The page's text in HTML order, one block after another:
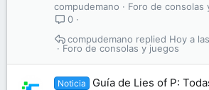
compudemano
Foro de consolas
0
Foro de consolas y juegos
Hoy a
compudemano
Noticia
Guía de Lies of P: